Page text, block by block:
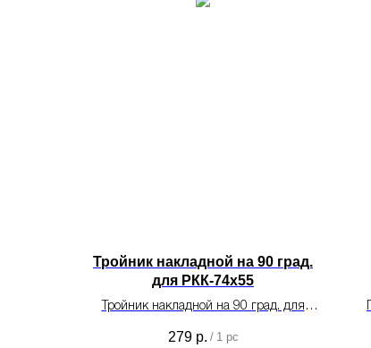
Тройник накладной на 90 град.
для РКК-74х55
Тройник накладной на 90 град. для
кондиционирования.
279 р. / 1 pc